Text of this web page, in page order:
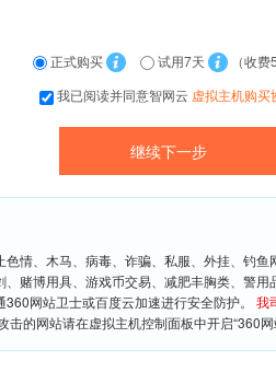
正式购买 试用7天
（收费
我已阅读并同意智网云 虚拟主机购买
色情、木马、病毒、诈骗、私服、外挂、钓
、赌博用具、游戏币交易、减肥丰胸类、警
360网站卫士或百度云加速进行安全防护。 我
击的网站请在虚拟主机控制面板中开启“360